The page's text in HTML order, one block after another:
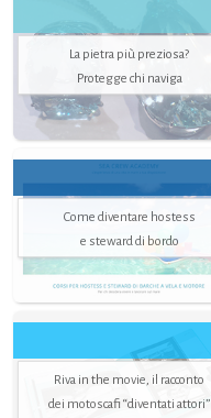
La pietra più preziosa?
Protegge chi naviga
Come diventare hostess
e steward di bordo
Riva in the movie, il racconto
dei motoscafi “diventati attori”